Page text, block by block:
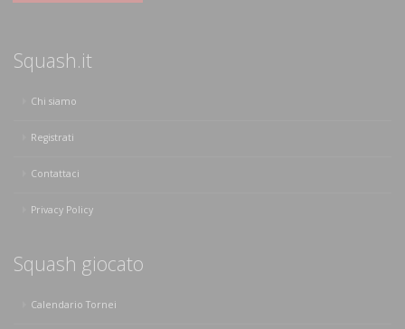
Squash.it
Chi siamo
Registrati
Contattaci
Privacy Policy
Squash giocato
Calendario Tornei